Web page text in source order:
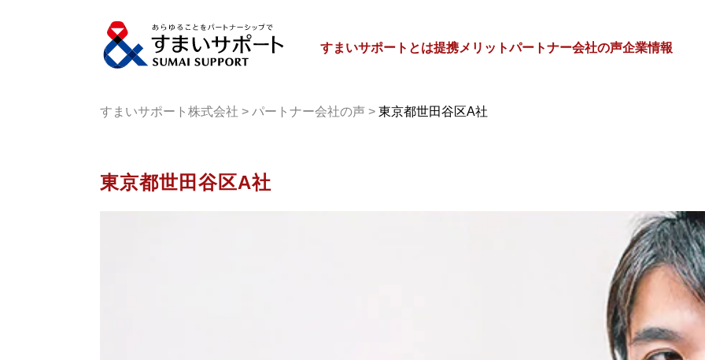
すまいサポートとは提携メリットパートナー会社の声企業情報
すまいサポート株式会社 > パートナー会社の声 > 東京都世田谷区A社
東京都世田谷区A社